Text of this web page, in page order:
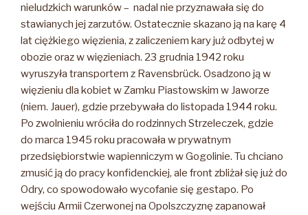
nieludzkich warunków – nadal nie przyznawała się do
stawianych jej zarzutów. Ostatecznie skazano ją na karę 4
lat ciężkiego więzienia, z zaliczeniem kary już odbytej w
obozie oraz w więzieniach. 23 grudnia 1942 roku
wyruszyła transportem z Ravensbrück. Osadzono ją w
więzieniu dla kobiet w Zamku Piastowskim w Jaworze
(niem. Jauer), gdzie przebywała do listopada 1944 roku.
Po zwolnieniu wróciła do rodzinnych Strzeleczek, gdzie
do marca 1945 roku pracowała w prywatnym
przedsiębiorstwie wapienniczym w Gogolinie. Tu chciano
zmusić ją do pracy konfidenckiej, ale front zbliżał się już do
Odry, co spowodowało wycofanie się gestapo. Po
wejściu Armii Czerwonej na Opolszczyznę zapanował